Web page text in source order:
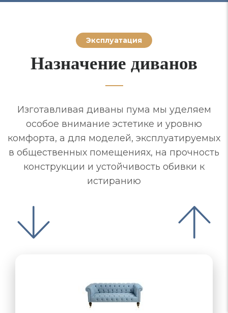
Эксплуатация
Назначение диванов
Изготавливая диваны пума мы уделяем
особое внимание эстетике и уровню
комфорта, а для моделей, эксплуатируемых
в общественных помещениях, на прочность
конструкции и устойчивость обивки к
истиранию
комфортное, обивка из устойчивого…
комплекте с другими изделиями
размеры, стили, комплектация
комплекте с другими изделиями
функциональность - отвечать
назначению…
Варианты трансформации:
«раскладушка»,…
стационарных, но любые…
ламели, ортопедический матрас
откидное сиденье
основание, обивка, не вызывающая…
Механизма трансформации…
для кабинета должен только…
для открытой…
комфортное, обивка из устойчивого…
комплекте с другими изделиями